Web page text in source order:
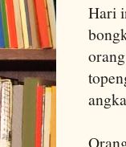
Hari